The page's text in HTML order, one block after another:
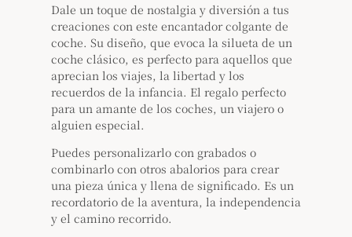
Dale un toque de nostalgia y diversión a tus
creaciones con este encantador colgante de
coche. Su diseño, que evoca la silueta de un
coche clásico, es perfecto para aquellos que
aprecian los viajes, la libertad y los
recuerdos de la infancia. El regalo perfecto
para un amante de los coches, un viajero o
alguien especial.
Puedes personalizarlo con grabados o
combinarlo con otros abalorios para crear
una pieza única y llena de significado. Es un
recordatorio de la aventura, la independencia
y el camino recorrido.